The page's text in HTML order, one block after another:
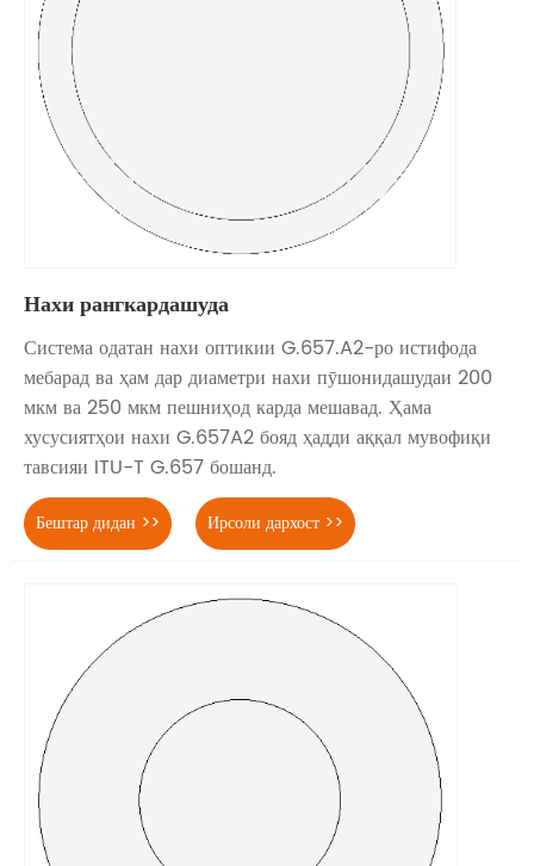
Нахи рангкардашуда
Система одатан нахи оптикии G.657.A2-ро истифода
мебарад ва ҳам дар диаметри нахи пӯшонидашудаи 200
мкм ва 250 мкм пешниҳод карда мешавад. Ҳама
хусусиятҳои нахи G.657A2 бояд ҳадди аққал мувофиқи
тавсияи ITU-T G.657 бошанд.
Бештар дидан >> Ирсоли дархост >>